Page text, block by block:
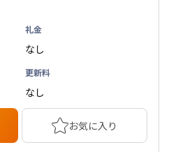
礼金
なし
更新料
なし
お気に入り